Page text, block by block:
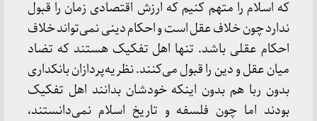
که اسلام را متهم کنیم که ارزش اقتصادی زمان را قبول
ندارد چون خلاف عقل است و احکام دینی نمی‌تواند خلاف
احکام عقلی باشد. تنها اهل تفکیک هستند که تضاد
میان عقل و دین را قبول می‌کنند. نظریه‌پردازان بانکداری
بدون ربا هم بدون اینکه خودشان بدانند اهل تفکیک
بودند اما چون فلسفه و تاریخ اسلام نمی‌دانستند،